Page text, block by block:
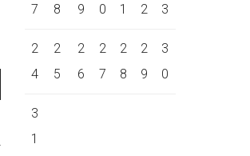
7
8
9
0
1
2
3
2
4
2
5
2
6
2
7
2
8
2
9
3
0
3
1